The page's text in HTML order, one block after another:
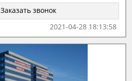
Заказать звонок
2021-04-28 18:13:58